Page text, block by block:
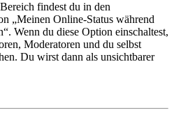
findest du in den
„Meinen Online-Status während
Wenn du diese Option einschaltest,
Moderatoren und du selbst
Du wirst dann als unsichtbarer